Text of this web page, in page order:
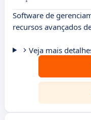
Software de
recursos avançados
Veja mais